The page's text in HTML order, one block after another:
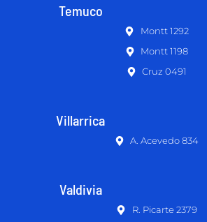
Temuco
Montt 1292
Montt 1198
Cruz 0491
Villarrica
A. Acevedo 834
Valdivia
R. Picarte 2379